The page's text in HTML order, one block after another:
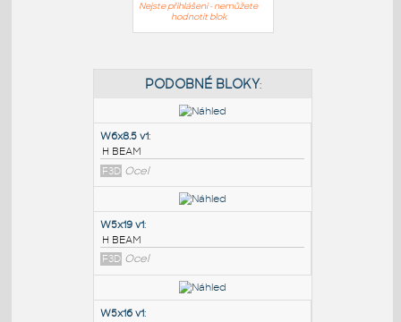
Nejste přihlášeni - nemůžete
hodnotit blok
PODOBNÉ BLOKY:
W6x8.5 v1:
F3D Ocel